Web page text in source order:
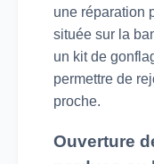
une réparation
située sur la
un kit de
permettre de
proche.
Ouverture